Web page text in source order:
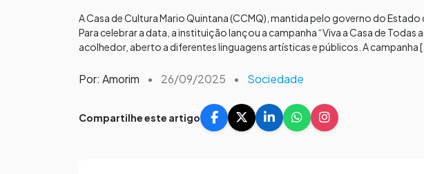
A Casa de Cultura Mario Quintana (CCMQ), mantida pelo governo do
Para celebrar a data, a instituição lançou a campanha “Viva a Casa de
acolhedor, aberto a diferentes linguagens artísticas e públicos. A campanha
Por: Amorim • 26/09/2025 • Sociedade
Compartilhe este artigo